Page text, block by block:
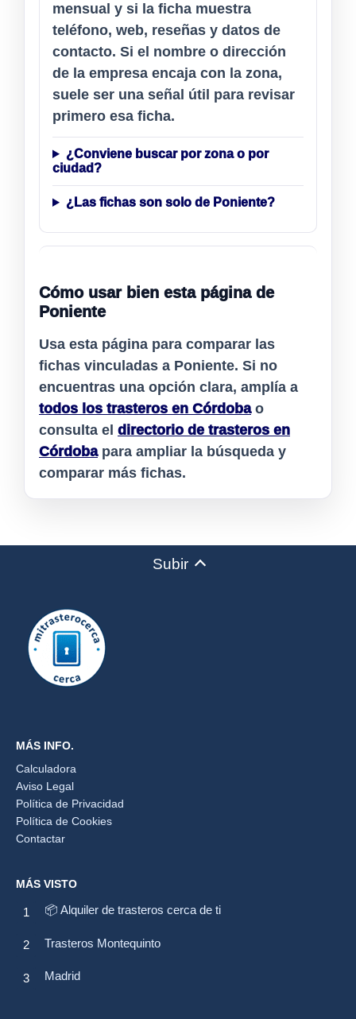
mensual y si la ficha muestra
teléfono, web, reseñas y datos de
contacto. Si el nombre o dirección
de la empresa encaja con la zona,
suele ser una señal útil para revisar
primero esa ficha.
¿Conviene buscar por zona o por
ciudad?
¿Las fichas son solo de Poniente?
Cómo usar bien esta página de
Poniente
Usa esta página para comparar las
fichas vinculadas a Poniente. Si no
encuentras una opción clara, amplía a
todos los trasteros en Córdobao
consulta el directorio de trasteros en
Córdobapara ampliar la búsqueda y
comparar más fichas.
Subir
MÁS INFO.
Calculadora
Aviso Legal
Política de Privacidad
Política de Cookies
Contactar
MÁS VISTO
📦 Alquiler de trasteros cerca de ti
Trasteros Montequinto
Madrid